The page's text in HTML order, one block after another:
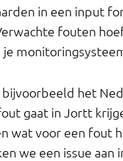
in een input
fouten
bijvoorbeeld het
gaat in Jortt
wat voor een fout
we een issue aan